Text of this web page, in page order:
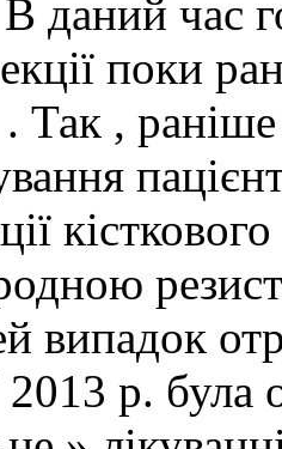
даний час
поки
Так ,
випадок
р. була